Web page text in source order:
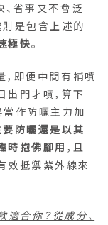
省事又不會泛
則是包含上述的
極快。
即便中間有補噴
門才噴，算下
作防曬主力加
防曬還是以其
時抱佛腳用 ，且
效抵禦紫外線來
合你？從成分、